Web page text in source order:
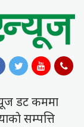
डट कममा
सम्पत्ति